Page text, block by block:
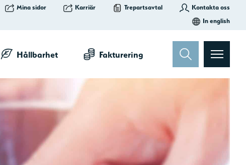
Mina sidor Karriär Trepartsavtal
Kontakta oss
In english
Hållbarhet Fakturering